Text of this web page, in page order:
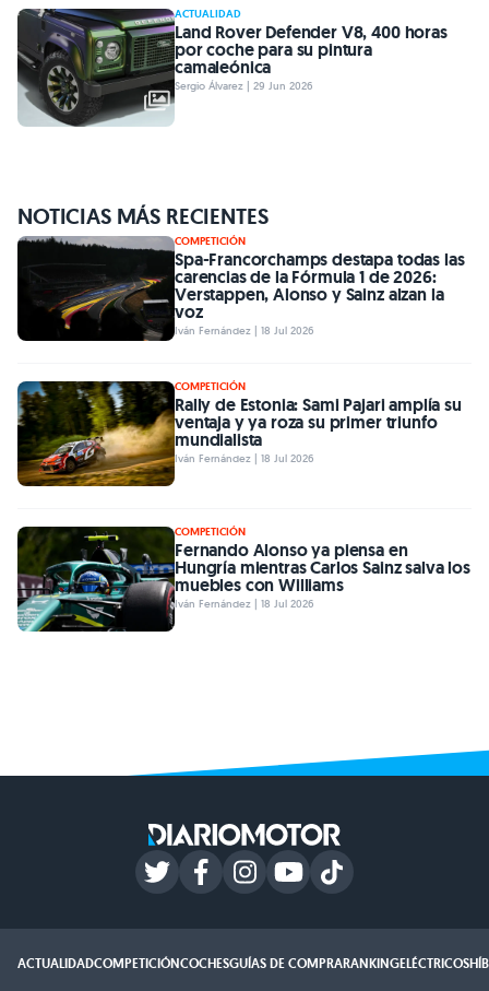
ACTUALIDAD
Land Rover Defender V8, 400 horas
por coche para su pintura
camaleónica
Sergio Álvarez | 29 Jun 2026
NOTICIAS MÁS RECIENTES
COMPETICIÓN
Spa-Francorchamps destapa todas las
carencias de la Fórmula 1 de 2026:
Verstappen, Alonso y Sainz alzan la
voz
Iván Fernández | 18 Jul 2026
COMPETICIÓN
Rally de Estonia: Sami Pajari amplía su
ventaja y ya roza su primer triunfo
mundialista
Iván Fernández | 18 Jul 2026
COMPETICIÓN
Fernando Alonso ya piensa en
Hungría mientras Carlos Sainz salva los
muebles con Williams
Iván Fernández | 18 Jul 2026
ACTUALIDADCOMPETICIÓNCOCHESGUÍAS DE COMPRARANKINGELÉCTRICOS